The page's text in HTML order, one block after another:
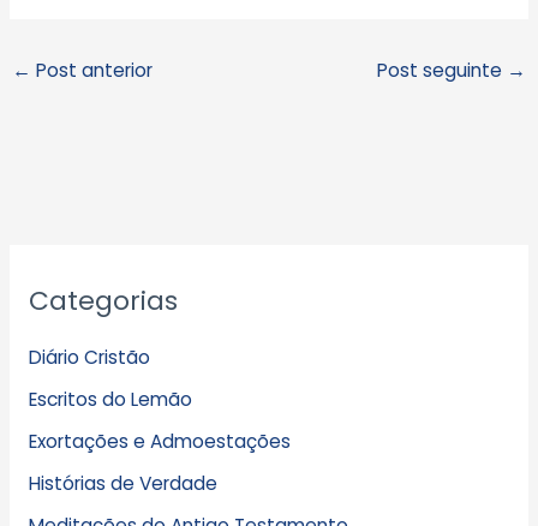
← Post anterior Post seguinte →
Categorias
Diário Cristão
Escritos do Lemão
Exortações e Admoestações
Histórias de Verdade
r
i
v
o